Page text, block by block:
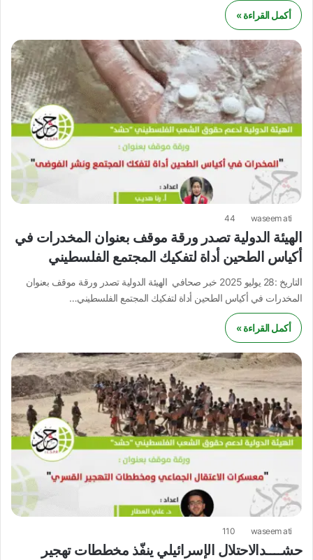
أكمل القراءة »
waseem ati
44
الهيئة الدولية تصدر ورقة موقف بعنوان المخدرات في
أكياس الطحين أداة لتفكيك المجتمع الفلسطيني
التاريخ :28 يوليو 2025 خبر صحافي الهيئة الدولية تصدر ورقة موقف بعنوان
المخدرات في أكياس الطحين أداة لتفكيك المجتمع الفلسطيني…
أكمل القراءة »
waseem ati
110
حشــــدالاحتلال الإسرائيلي ينفّذ مخططات تهجير